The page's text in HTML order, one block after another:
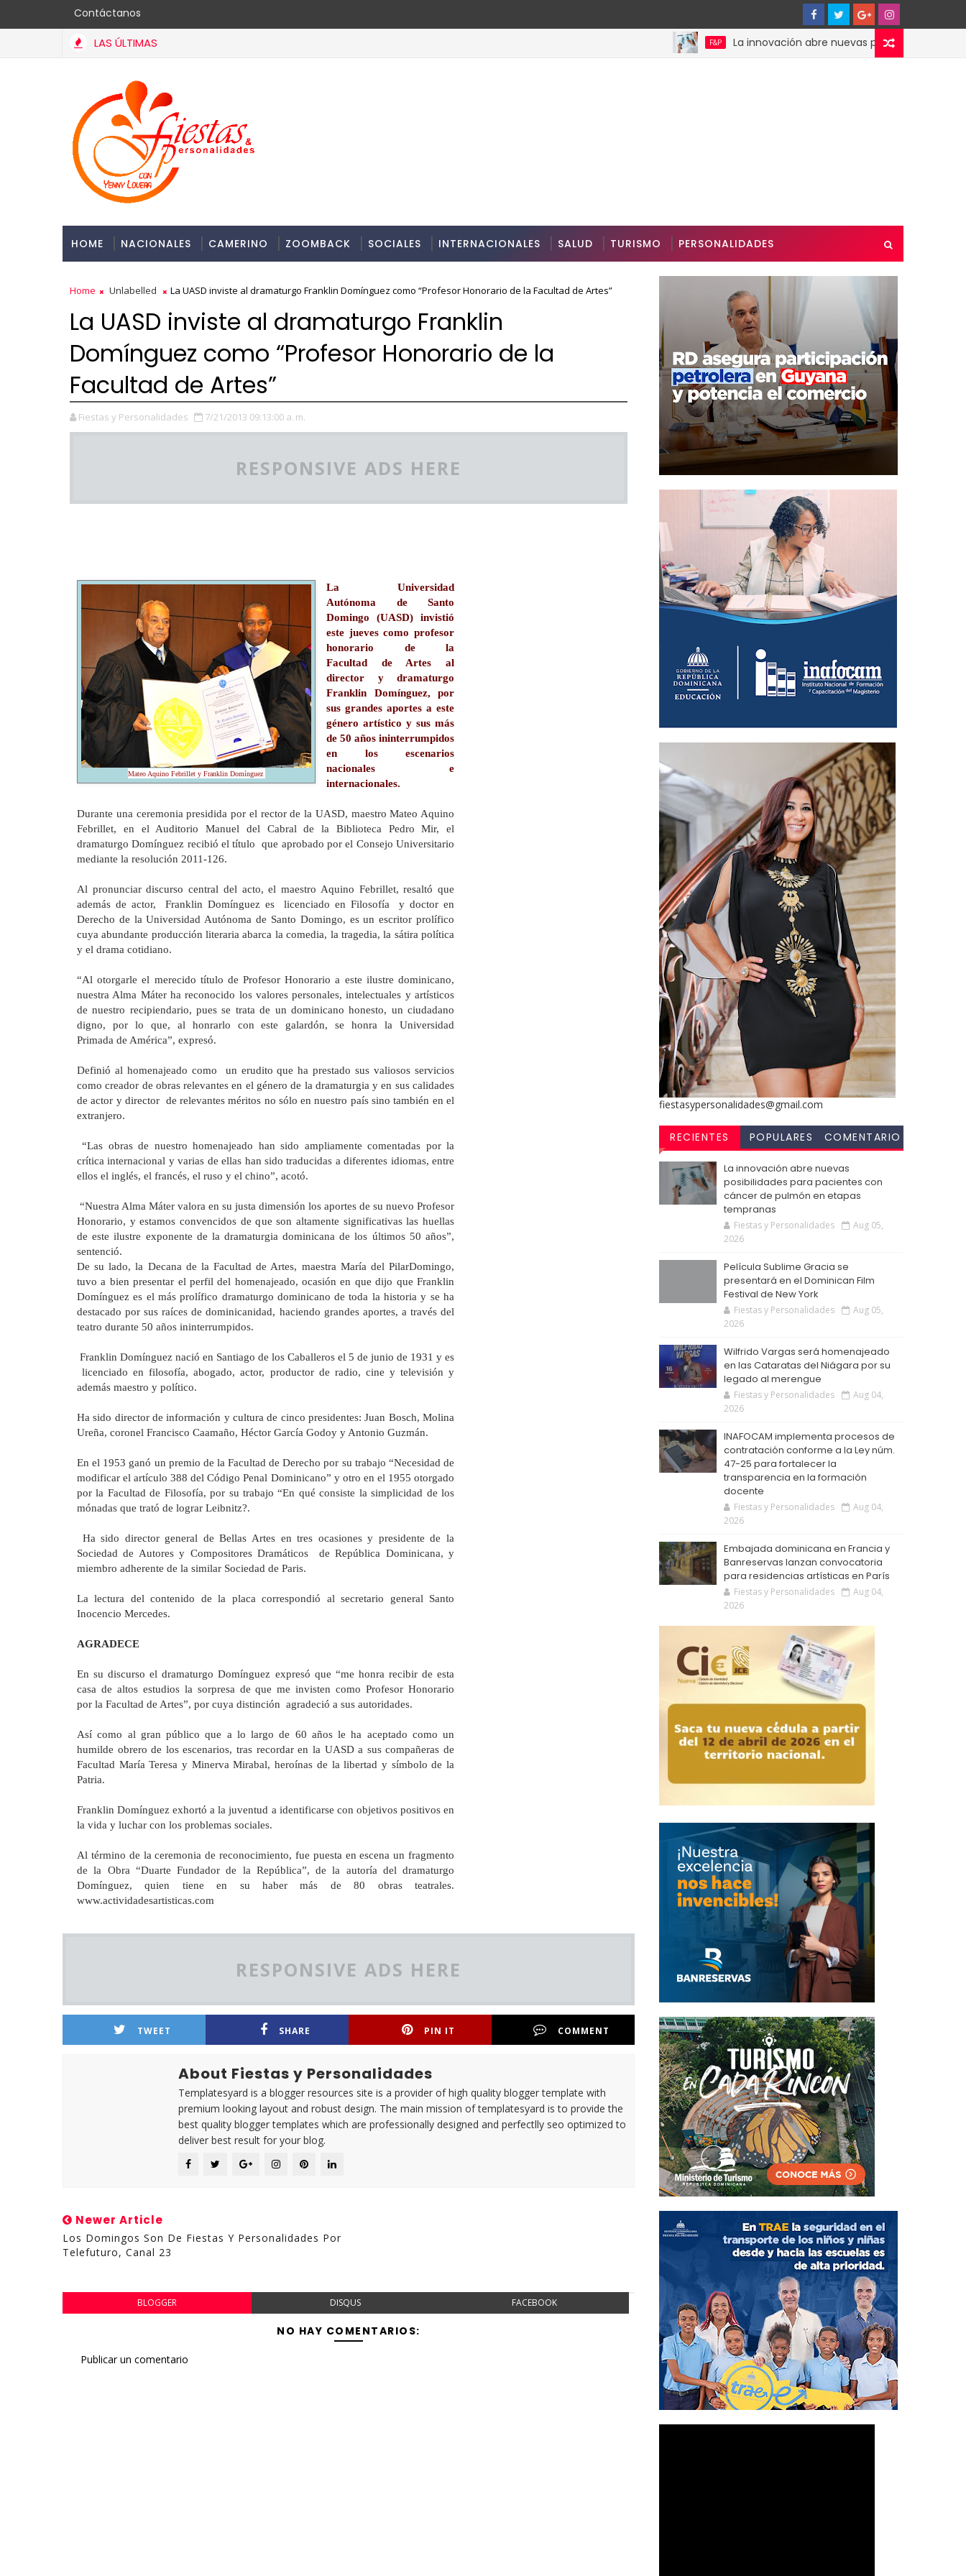
Contáctanos
LAS ÚLTIMAS F&P
La innovación abre nuevas posibilidades para
HOME NACIONALES CAMERINO ZOOMBACK SOCIALES INTERNACIONALES SALUD TURISMO PERSONALIDADES
Home Unlabelled La UASD inviste al dramaturgo Franklin Domínguez como “Profesor Honorario de la Facultad de Artes”
La UASD inviste al dramaturgo Franklin
Domínguez como “Profesor Honorario de la
Facultad de Artes”
Fiestas y Personalidades 7/21/2013 09:13:00 a. m.
RESPONSIVE ADS HERE
Mateo Aquino Febrillet y Franklin Domínguez
La Universidad
Autónoma de Santo
Domingo (UASD) invistió
este jueves como profesor
honorario de la
Facultad de Artes al
director y dramaturgo
Franklin Domínguez, por
sus grandes aportes a este
género artístico y sus más
de 50 años ininterrumpidos
en los escenarios
nacionales e
internacionales.
Durante una ceremonia presidida por el rector de la UASD, maestro Mateo Aquino
Febrillet, en el Auditorio Manuel del Cabral de la Biblioteca Pedro Mir, el
dramaturgo Domínguez recibió el título que aprobado por el Consejo Universitario
mediante la resolución 2011-126.
Al pronunciar discurso central del acto, el maestro Aquino Febrillet, resaltó que
además de actor, Franklin Domínguez es licenciado en Filosofía y doctor en
Derecho de la Universidad Autónoma de Santo Domingo, es un escritor prolífico
cuya abundante producción literaria abarca la comedia, la tragedia, la sátira política
y el drama cotidiano.
“Al otorgarle el merecido título de Profesor Honorario a este ilustre dominicano,
nuestra Alma Máter ha reconocido los valores personales, intelectuales y artísticos
de nuestro recipiendario, pues se trata de un dominicano honesto, un ciudadano
digno, por lo que, al honrarlo con este galardón, se honrala Universidad
Primada de América”, expresó.
Definió al homenajeado como un erudito que ha prestado sus valiosos servicios
como creador de obras relevantes en el género de la dramaturgia y en sus calidades
de actor y director de relevantes méritos no sólo en nuestro país sino también en el
extranjero.
“Las obras de nuestro homenajeado han sido ampliamente comentadas por la
crítica internacional y varias de ellas han sido traducidas a diferentes idiomas, entre
ellos el inglés, el francés, el ruso y el chino”, acotó.
“Nuestra Alma Máter valora en su justa dimensión los aportes de su nuevo Profesor
Honorario, y estamos convencidos de que son altamente significativas las huellas
de este ilustre exponente de la dramaturgia dominicana de los últimos 50 años”,
sentenció.
De su lado,la Decana de la Facultad de Artes, maestra María del PilarDomingo,
tuvo a bien presentar el perfil del homenajeado, ocasión en que dijo que Franklin
Domínguez es el más prolífico dramaturgo dominicano de toda la historia y se ha
destacado por sus raíces de dominicanidad, haciendo grandes aportes, a través del
teatro durante 50 años ininterrumpidos.
Franklin Domínguez nació en Santiago de los Caballeros el 5 de junio de 1931 y es
licenciado en filosofía, abogado, actor, productor de radio, cine y televisión y
además maestro y político.
Ha sido director de información y cultura de cinco presidentes: Juan Bosch, Molina
Ureña, coronel Francisco Caamaño, Héctor García Godoy y Antonio Guzmán.
En el 1953 ganó un premio de la Facultad de Derecho por su trabajo “Necesidad de
modificar el artículo 388 del Código Penal Dominicano” y otro en el 1955 otorgado
porla Facultad de Filosofía, por su trabajo “En qué consiste la simplicidad de los
mónadas que trató de lograr Leibnitz?.
Ha sido director general de Bellas Artes en tres ocasiones y presidente de la
Sociedad de Autores y Compositores Dramáticos de República Dominicana, y
miembro adherente de la similar Sociedad de Paris.
La lectura del contenido de la placa correspondió al secretario general Santo
Inocencio Mercedes.
AGRADECE
En su discurso el dramaturgo Domínguez expresó que “me honra recibir de esta
casa de altos estudios la sorpresa de que me invisten como Profesor Honorario
por la Facultad de Artes”, por cuya distinción agradeció a sus autoridades.
Así como al gran público que a lo largo de 60 años le ha aceptado como un
humilde obrero de los escenarios, tras recordar en la UASDa sus compañeras de
Facultad María Teresa y Minerva Mirabal, heroínas de la libertad y símbolo de la
Patria.
Franklin Domínguez exhortó a la juventud a identificarse con objetivos positivos en
la vida y luchar con los problemas sociales.
Al término de la ceremonia de reconocimiento, fue puesta en escena un fragmento
dela Obra “Duarte Fundador de la República”, de la autoría del dramaturgo
Domínguez, quien tiene en su haber más de 80 obras teatrales.
www.actividadesartisticas.com
RESPONSIVE ADS HERE
TWEET SHARE PIN IT COMMENT
About Fiestas y Personalidades
Templatesyard is a blogger resources site is a provider of high quality blogger template with
premium looking layout and robust design. The main mission of templatesyard is to provide the
best quality blogger templates which are professionally designed and perfectlly seo optimized to
deliver best result for your blog.
Newer Article
Los Domingos Son De Fiestas Y Personalidades Por
Telefuturo, Canal 23
BLOGGER DISQUS FACEBOOK
NO HAY COMENTARIOS:
Publicar un comentario
fiestasypersonalidades@gmail.com
RECIENTES POPULARES
COMENTARIO
La innovación abre nuevas
posibilidades para pacientes con
cáncer de pulmón en etapas
tempranas
Fiestas y Personalidades
Aug 05,
2026
Película Sublime Gracia se
presentará en el Dominican Film
Festival de New York
Fiestas y Personalidades
Aug 05,
2026
Wilfrido Vargas será homenajeado
en las Cataratas del Niágara por su
legado al merengue
Fiestas y Personalidades
Aug 04,
2026
INAFOCAM implementa procesos de
contratación conforme a la Ley núm.
47-25 para fortalecer la
transparencia en la formación
docente
Fiestas y Personalidades
Aug 04,
2026
Embajada dominicana en Francia y
Banreservas lanzan convocatoria
para residencias artísticas en París
Fiestas y Personalidades
Aug 04,
2026